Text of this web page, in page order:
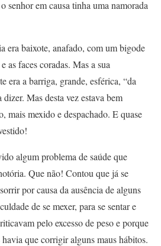
senhor em causa tinha uma namorada
era baixote, anafado, com um bigode
as faces coradas. Mas a sua
era a barriga, grande, esférica, “da
Mas desta vez estava bem
mais mexido e despachado. E quase
algum problema de saúde que
Que não! Contou que já se
por causa da ausência de alguns
de se mexer, para se sentar e
pelo excesso de peso e porque
que corrigir alguns maus hábitos.